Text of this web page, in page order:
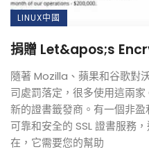
LINUX中國
捐贈 Let&apos;s
隨著 Mozilla、蘋果和谷歌
司處罰落定，很多使用這兩
新的證書籤發商。有一個非
可靠和安全的 SSL 證書服務
在，它需要您的幫助